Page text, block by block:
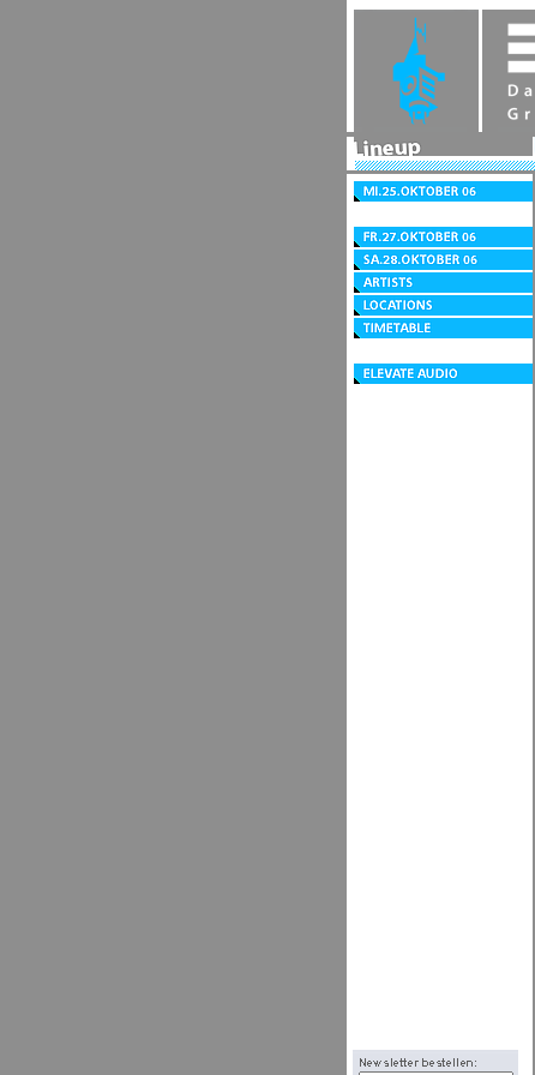
Lineup
Mi.25.Oktober
06
06Fr.27.Oktober
06Sa.28.Oktober
06Artists
Locations
Timetable
elevate
audio